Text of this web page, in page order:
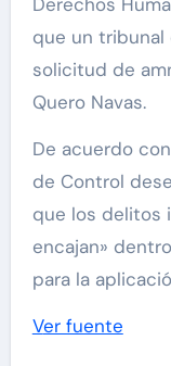
que un tribunal
solicitud de
Quero Navas.
De acuerdo
de Control
que los delitos
encajan»
para la
Ver fuente